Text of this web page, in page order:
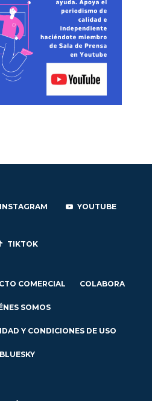
INSTAGRAM YOUTUBE
TIKTOK
COMERCIAL COLABORA
SOMOS
Y CONDICIONES DE USO
BLUESKY